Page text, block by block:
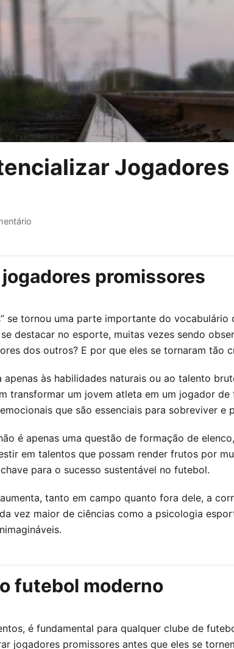
promissores
se tornou uma parte importante do
destacar no esporte, muitas vezes sendo
dos outros? E por que eles se tornaram tão
às habilidades naturais ou ao talento
transformar um jovem atleta em um jogador
que são essenciais para sobreviver
é apenas uma questão de formação de
em talentos que possam render frutos por
para o sucesso sustentável no futebol.
tanto em campo quanto fora dele, a
vez maior de ciências como a psicologia
futebol moderno
é fundamental para qualquer clube de
jogadores promissores antes que eles se